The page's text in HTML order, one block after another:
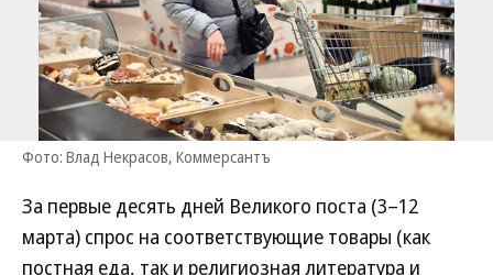
Фото: Влад Некрасов, Коммерсантъ
За первые десять дней Великого поста (3–12
марта) спрос на соответствующие товары (как
постная еда, так и религиозная литература и